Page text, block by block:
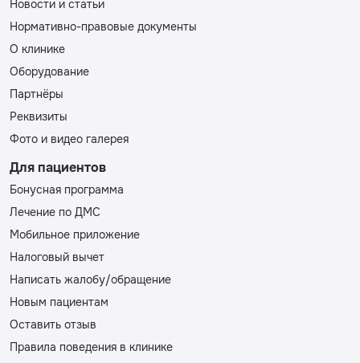
Новости и статьи
Нормативно-правовые документы
О клинике
Оборудование
Партнёры
Реквизиты
Фото и видео галерея
Для пациентов
Бонусная программа
Лечение по ДМС
Мобильное приложение
Налоговый вычет
Написать жалобу/обращение
Новым пациентам
Оставить отзыв
Правила поведения в клинике